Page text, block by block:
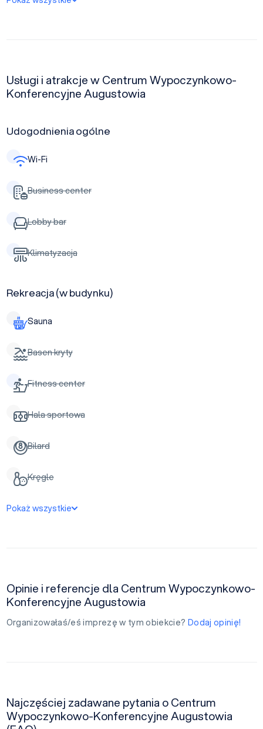
Usługi i atrakcje w Centrum Wypoczynkowo-
Konferencyjne Augustowia
Udogodnienia ogólne
Wi-Fi
Business center
Lobby bar
Klimatyzacja
Rekreacja (w budynku)
Sauna
Basen kryty
Fitness center
Hala sportowa
Bilard
Kręgle
Pokaż wszystkie
Opinie i referencje dla Centrum Wypoczynkowo-
Konferencyjne Augustowia
Organizowałaś/eś imprezę w tym obiekcie? Dodaj opinię!
Najczęściej zadawane pytania o Centrum
Wypoczynkowo-Konferencyjne Augustowia